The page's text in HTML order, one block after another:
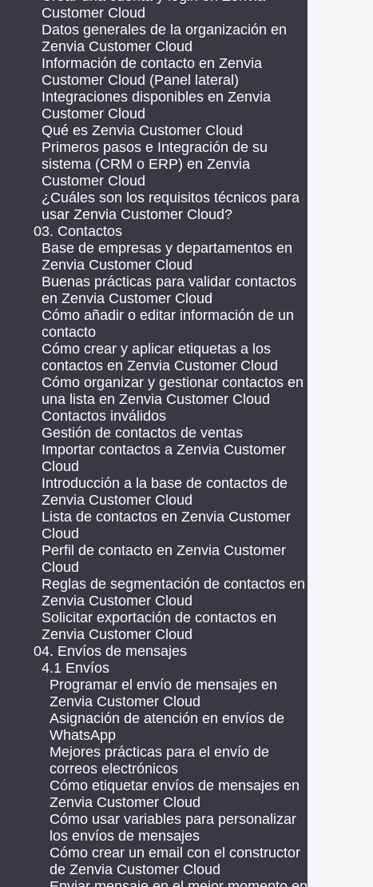
Customer Cloud
Datos generales de la organización en
Zenvia Customer Cloud
Información de contacto en Zenvia
Customer Cloud (Panel lateral)
Integraciones disponibles en Zenvia
Customer Cloud
Qué es Zenvia Customer Cloud
Primeros pasos e Integración de su
sistema (CRM o ERP) en Zenvia
Customer Cloud
¿Cuáles son los requisitos técnicos para
usar Zenvia Customer Cloud?
03. Contactos
Base de empresas y departamentos en
Zenvia Customer Cloud
Buenas prácticas para validar contactos
en Zenvia Customer Cloud
Cómo añadir o editar información de un
contacto
Cómo crear y aplicar etiquetas a los
contactos en Zenvia Customer Cloud
Cómo organizar y gestionar contactos en
una lista en Zenvia Customer Cloud
Contactos inválidos
Gestión de contactos de ventas
Importar contactos a Zenvia Customer
Cloud
Introducción a la base de contactos de
Zenvia Customer Cloud
Lista de contactos en Zenvia Customer
Cloud
Perfil de contacto en Zenvia Customer
Cloud
Reglas de segmentación de contactos en
Zenvia Customer Cloud
Solicitar exportación de contactos en
Zenvia Customer Cloud
04. Envíos de mensajes
4.1 Envíos
Programar el envío de mensajes en
Zenvia Customer Cloud
Asignación de atención en envíos de
WhatsApp
Mejores prácticas para el envío de
correos electrónicos
Cómo etiquetar envíos de mensajes en
Zenvia Customer Cloud
Cómo usar variables para personalizar
los envíos de mensajes
Cómo crear un email con el constructor
de Zenvia Customer Cloud